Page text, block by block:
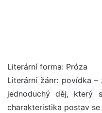
Literární forma: Próza
Literární žánr: povídka
jednoduchý děj, který
charakteristika postav